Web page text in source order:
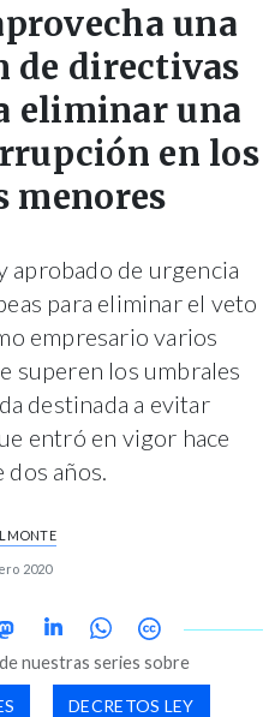
una
de directivas
eliminar una
en los
menores
aprobado de urgencia
para eliminar el veto
empresario varios
superen los umbrales
destinada a evitar
entró en vigor hace
dos años.
2020
nuestras series sobre
DECRETOS LEY